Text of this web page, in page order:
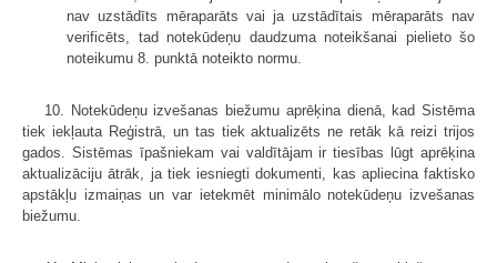
nav uzstādīts mēraparāts vai ja uzstādītais mēraparāts nav
verificēts, tad notekūdeņu daudzuma noteikšanai pielieto šo
noteikumu 8. punktā noteikto normu.
10. Notekūdeņu izvešanas biežumu aprēķina dienā, kad Sistēma
tiek iekļauta Reģistrā, un tas tiek aktualizēts ne retāk kā reizi trijos
gados. Sistēmas īpašniekam vai valdītājam ir tiesības lūgt aprēķina
aktualizāciju ātrāk, ja tiek iesniegti dokumenti, kas apliecina faktisko
apstākļu izmaiņas un var ietekmēt minimālo notekūdeņu izvešanas
biežumu.